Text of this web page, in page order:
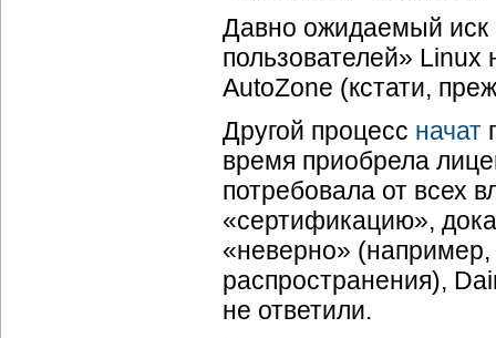
Давно ожидаемый иск
пользователей»
AutoZone (кстати,
Другой процесс начат
время приобрела
потребовала от всех
«сертификацию»,
«неверно» (например,
распространения),
не ответили.